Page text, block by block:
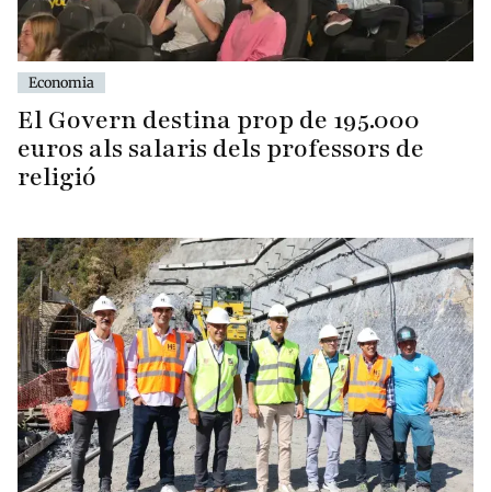
Economia
El Govern destina prop de 195.000
euros als salaris dels professors de
religió